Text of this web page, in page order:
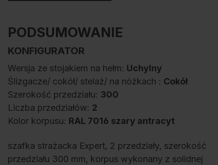
PODSUMOWANIE
KONFIGURATOR
Wersja ze stojakiem na hełm: Uchylny
Ślizgacze/ cokół/ stelaż/ na nóżkach : Cokół
Szerokość przedziału: 300
Liczba przedziałów: 2
Kolor korpusu: RAL 7016 szary antracyt
szafka strażacka Expert, 2 przedziały, szerokość
przedziału 300 mm, korpus wykonany z solidnej